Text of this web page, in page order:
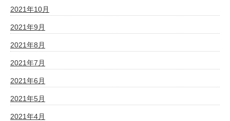
2021年10月
2021年9月
2021年8月
2021年7月
2021年6月
2021年5月
2021年4月